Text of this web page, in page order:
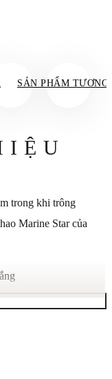
SẢN PHẨM TƯƠNG
trong khi trông
Marine Star của